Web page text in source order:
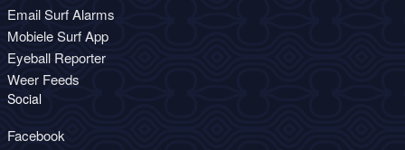
Email Surf Alarms
Mobiele Surf App
Eyeball Reporter
Weer Feeds
Social
Facebook